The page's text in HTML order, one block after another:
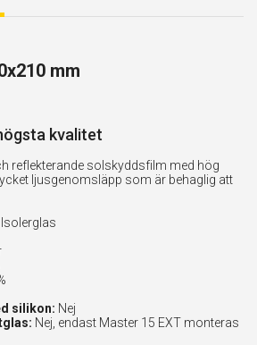
mm
kvalitet
reflekterande solskyddsfilm med hög
ljusgenomsläpp som är behaglig att
Isolerglas
silikon: Nej
Nej, endast Master 15 EXT monteras